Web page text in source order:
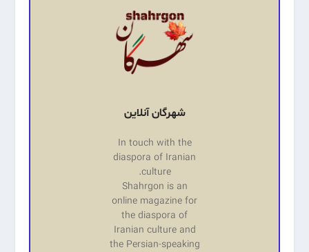
شهرگان آنلاین
In touch with the
diaspora of Iranian
culture.
Shahrgon is an
online magazine for
the diaspora of
Iranian culture and
the Persian-speaking